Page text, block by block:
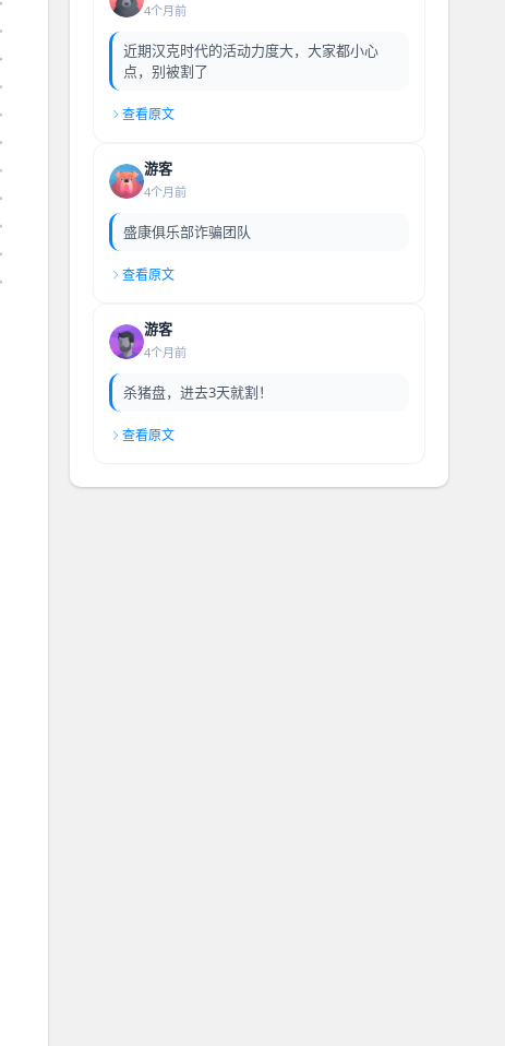
4个月前
近期汉克时代的活动力度大，大家都小心
点，别被割了
查看原文
游客
4个月前
盛康俱乐部诈骗团队
查看原文
游客
4个月前
杀猪盘，进去3天就割！
查看原文